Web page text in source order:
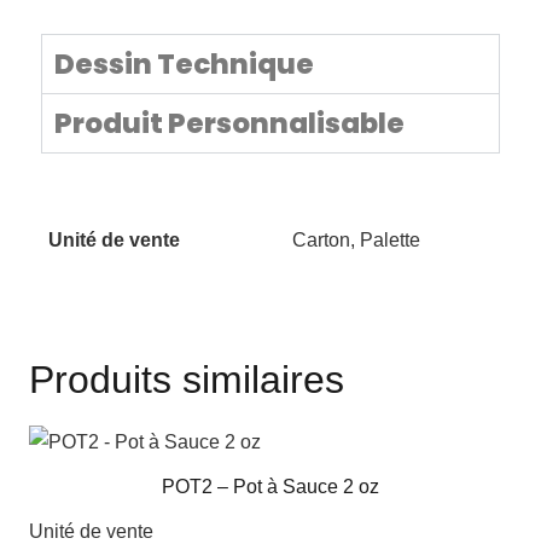
Dessin Technique
Produit Personnalisable
Unité de vente Carton, Palette
Produits similaires
POT2 – Pot à Sauce 2 oz
Unité de vente